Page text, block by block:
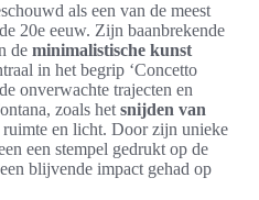
als een van de meest
20e eeuw. Zijn baanbrekende
de minimalistische kunst
in het begrip ‘Concetto
onverwachte trajecten en
zoals het snijden van
ruimte en licht. Door zijn unieke
een stempel gedrukt op de
blijvende impact gehad op